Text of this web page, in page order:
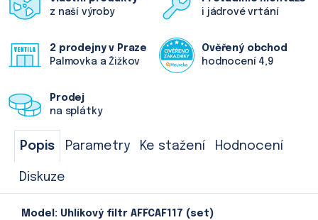
z naší výroby
i jádrové vrtání
2 prodejny v Praze
Palmovka a Žižkov
Ověřený obchod
hodnocení 4,9
Prodej
na splátky
Popis Parametry Ke stažení Hodnocení
Diskuze
Model: Uhlíkový filtr AFFCAF117 (set)